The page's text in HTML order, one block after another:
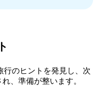
行のヒントを発見し、次
、準備が整います。